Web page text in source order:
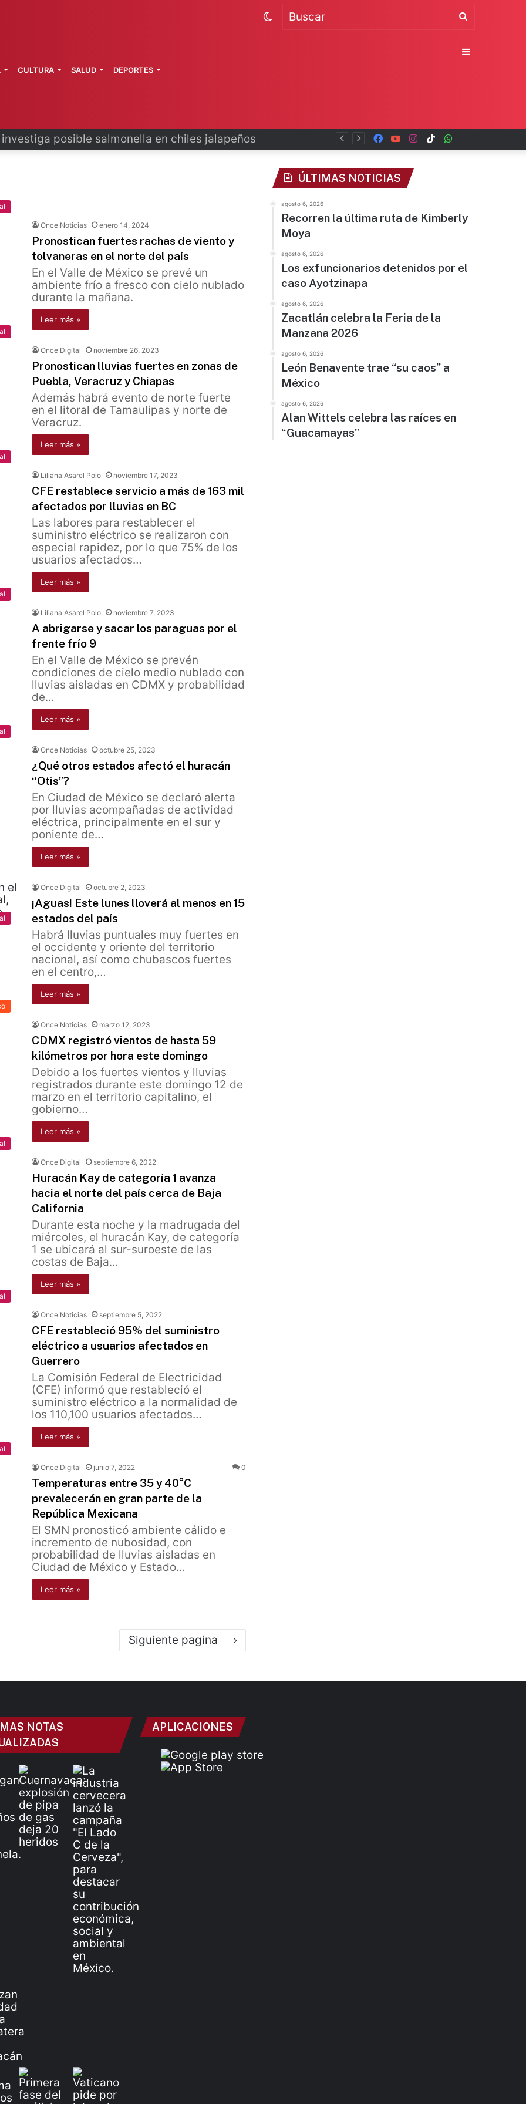
la última ruta de Kimberly Moya TikTok
Instagram
YouTube
Facebook
CULTURA SALUD DEPORTES
Switch
Once Noticias enero 14, 2024
Pronostican fuertes rachas de viento y
tolvaneras en el norte del país
En el Valle de México se prevé un
ambiente frío a fresco con cielo nublado
durante la mañana.
Leer más »
Once Digital noviembre 26, 2023
Pronostican lluvias fuertes en zonas de
Puebla, Veracruz y Chiapas
Además habrá evento de norte fuerte
en el litoral de Tamaulipas y norte de
Veracruz.
Leer más »
Liliana Asarel Polo noviembre 17, 2023
CFE restablece servicio a más de 163 mil
afectados por lluvias en BC
Las labores para restablecer el
suministro eléctrico se realizaron con
especial rapidez, por lo que 75% de los
usuarios afectados…
Leer más »
Liliana Asarel Polo noviembre 7, 2023
A abrigarse y sacar los paraguas por el
frente frío 9
En el Valle de México se prevén
condiciones de cielo medio nublado con
lluvias aisladas en CDMX y probabilidad
de…
Leer más »
Once Noticias octubre 25, 2023
¿Qué otros estados afectó el huracán
“Otis”?
En Ciudad de México se declaró alerta
por lluvias acompañadas de actividad
eléctrica, principalmente en el sur y
poniente de…
Leer más »
Once Digital octubre 2, 2023
¡Aguas! Este lunes lloverá al menos en 15
estados del país
Habrá lluvias puntuales muy fuertes en
el occidente y oriente del territorio
nacional, así como chubascos fuertes
en el centro,…
Leer más »
Once Noticias marzo 12, 2023
CDMX registró vientos de hasta 59
kilómetros por hora este domingo
Debido a los fuertes vientos y lluvias
registrados durante este domingo 12 de
marzo en el territorio capitalino, el
gobierno…
Leer más »
Once Digital septiembre 6, 2022
Huracán Kay de categoría 1 avanza
hacia el norte del país cerca de Baja
California
Durante esta noche y la madrugada del
miércoles, el huracán Kay, de categoría
1 se ubicará al sur-suroeste de las
costas de Baja…
Leer más »
Once Noticias septiembre 5, 2022
CFE restableció 95% del suministro
eléctrico a usuarios afectados en
Guerrero
La Comisión Federal de Electricidad
(CFE) informó que restableció el
suministro eléctrico a la normalidad de
los 110,100 usuarios afectados…
Leer más »
Once Digital junio 7, 2022 0
Temperaturas entre 35 y 40°C
prevalecerán en gran parte de la
República Mexicana
El SMN pronosticó ambiente cálido e
incremento de nubosidad, con
probabilidad de lluvias aisladas en
Ciudad de México y Estado…
Leer más »
Siguiente pagina
ÚLTIMAS NOTICIAS
agosto 6, 2026
Recorren la última ruta de Kimberly
Moya
agosto 6, 2026
Los exfuncionarios detenidos por el
caso Ayotzinapa
agosto 6, 2026
Zacatlán celebra la Feria de la
Manzana 2026
agosto 6, 2026
León Benavente trae “su caos” a
México
agosto 6, 2026
Alan Wittels celebra las raíces en
“Guacamayas”
NOTAS
APLICACIONES